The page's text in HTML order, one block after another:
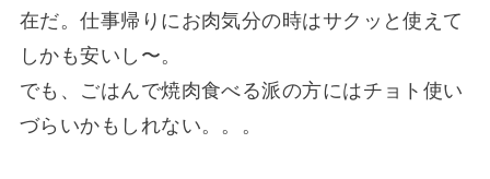
在だ。仕事帰りにお肉気分の時はサクッと使えて
しかも安いし〜。
でも、ごはんで焼肉食べる派の方にはチョト使い
づらいかもしれない。。。